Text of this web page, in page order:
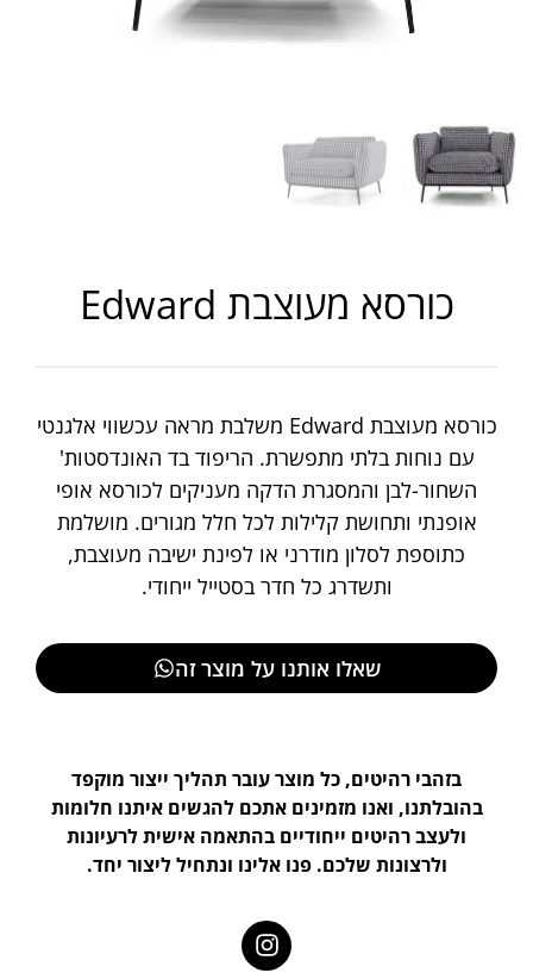
כורסא מעוצבת Edward
כורסא מעוצבת Edward משלבת מראה עכשווי אלגנטי
עם נוחות בלתי מתפשרת. הריפוד בד האונדסטות'
השחור-לבן והמסגרת הדקה מעניקים לכורסא אופי
אופנתי ותחושת קלילות לכל חלל מגורים. מושלמת
כתוספת לסלון מודרני או לפינת ישיבה מעוצבת,
ותשדרג כל חדר בסטייל ייחודי.
שאלו אותנו על מוצר זה
בזהבי רהיטים, כל מוצר עובר תהליך ייצור מוקפד
בהובלתנו, ואנו מזמינים אתכם להגשים איתנו חלומות
ולעצב רהיטים ייחודיים בהתאמה אישית לרעיונות
ולרצונות שלכם. פנו אלינו ונתחיל ליצור יחד.